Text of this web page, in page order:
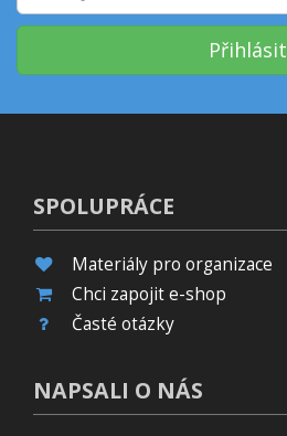
Přihlásit
SPOLUPRÁCE
Materiály pro organizace
Chci zapojit e-shop
Časté otázky
NAPSALI O NÁS